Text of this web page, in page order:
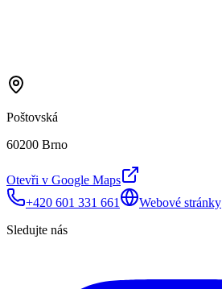
Poštovská
60200 Brno
Otevři v Google Maps
+420 601 331 661
Webové stránky
Sledujte nás